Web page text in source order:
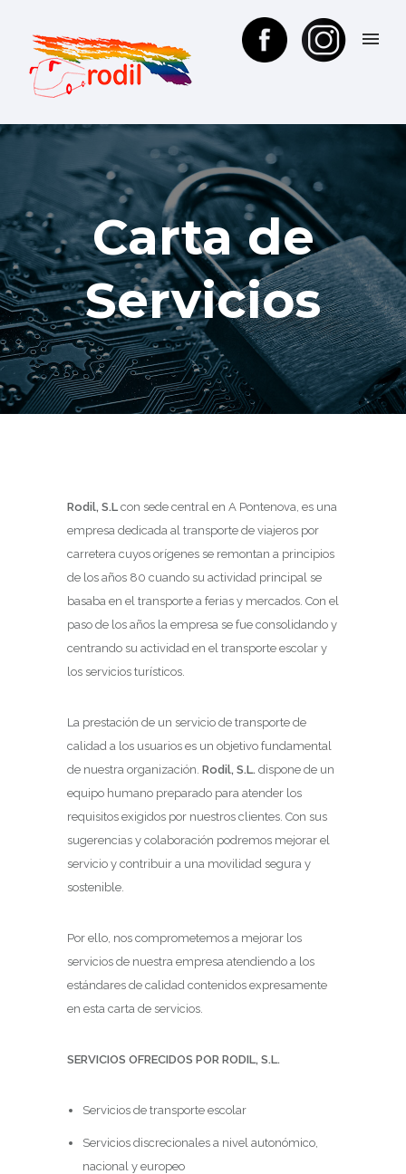
Carta de
Servicios
Rodil, S.L con sede central en A Pontenova, es una
empresa dedicada al transporte de viajeros por
carretera cuyos orígenes se remontan a principios
de los años 80 cuando su actividad principal se
basaba en el transporte a ferias y mercados. Con el
paso de los años la empresa se fue consolidando y
centrando su actividad en el transporte escolar y
los servicios turísticos.
La prestación de un servicio de transporte de
calidad a los usuarios es un objetivo fundamental
de nuestra organización. Rodil, S.L. dispone de un
equipo humano preparado para atender los
requisitos exigidos por nuestros clientes. Con sus
sugerencias y colaboración podremos mejorar el
servicio y contribuir a una movilidad segura y
sostenible.
Por ello, nos comprometemos a mejorar los
servicios de nuestra empresa atendiendo a los
estándares de calidad contenidos expresamente
en esta carta de servicios.
SERVICIOS OFRECIDOS POR RODIL, S.L.
Servicios de transporte escolar
Servicios discrecionales a nivel autonómico,
nacional y europeo